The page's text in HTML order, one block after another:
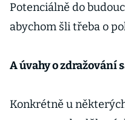
Potenciálně do
abychom šli třeba o
A úvahy o zdražování
Konkrétně u